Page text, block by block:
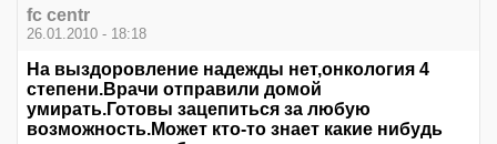
fc centr
26.01.2010 - 18:18
На выздоровление надежды нет,онкология 4
степени.Врачи отправили домой
умирать.Готовы зацепиться за любую
возможность.Может кто-то знает какие нибудь